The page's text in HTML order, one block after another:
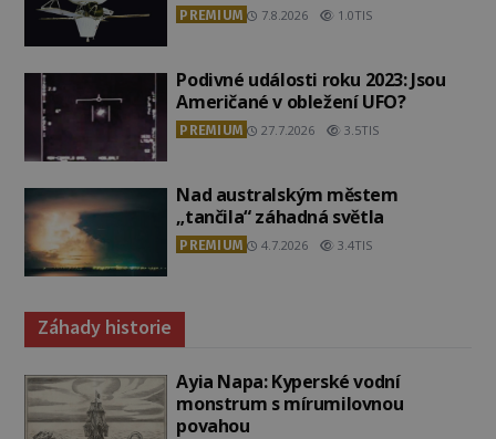
PREMIUM 7.8.2026 1.0TIS
Podivné události roku 2023: Jsou
Američané v obležení UFO?
PREMIUM 27.7.2026 3.5TIS
Nad australským městem
„tančila“ záhadná světla
PREMIUM 4.7.2026 3.4TIS
Záhady historie
Ayia Napa: Kyperské vodní
monstrum s mírumilovnou
povahou